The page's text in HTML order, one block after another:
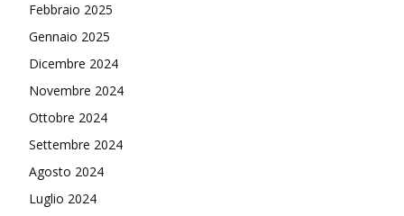
Febbraio 2025
Gennaio 2025
Dicembre 2024
Novembre 2024
Ottobre 2024
Settembre 2024
Agosto 2024
Luglio 2024